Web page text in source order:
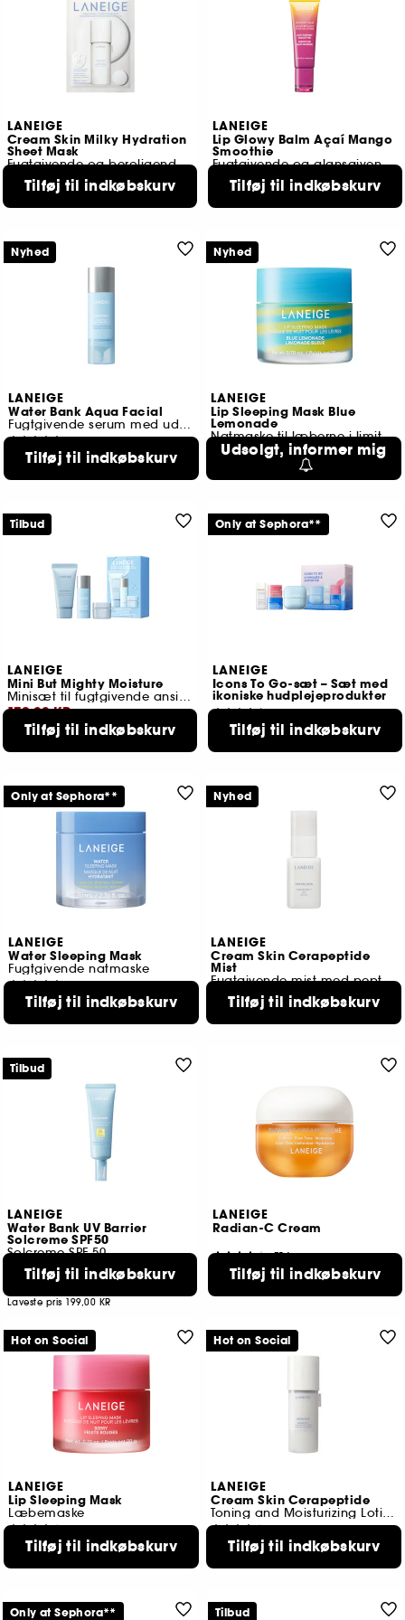
LANEIGE
Cream Skin Milky Hydration
Sheet Mask
Fugtgivende og beroligende sheet-maske
1
39,00 KR
Tilføj til indkøbskurv
LANEIGE
Lip Glowy Balm Açaí Mango
Smoothie
Fugtgivende og glansgivende læbebalm
2036
169,00 KR
Tilføj til indkøbskurv
LANEIGE
Water Bank Aqua Facial
Fugtgivende serum med udstråling og AHA/BHA
394
289,00 KR
Tilføj til indkøbskurv
Nyhed
LANEIGE
Lip Sleeping Mask Blue
Lemonade
Natmaske til læberne i limited edition
20
Udsolgt, informer mig
Nyhed
LANEIGE
Mini But Mighty Moisture
Minisæt til fugtgivende ansigtsplejerutine
179,00 KR
Laveste pris189,00 KR
Tilføj til indkøbskurv
Tilbud
LANEIGE
Icons To Go-sæt – Sæt med
ikoniske hudplejeprodukter
212
179,00 KR
Tilføj til indkøbskurv
Only at Sephora**
LANEIGE
Water Sleeping Mask
Fugtgivende natmaske
330
269,00 KR
Tilføj til indkøbskurv
Only at Sephora**
LANEIGE
Cream Skin Cerapeptide
Mist
Fugtgivende mist med peptider og ceramider
152
99,00 KR
Tilføj til indkøbskurv
Nyhed
LANEIGE
Water Bank UV Barrier
Solcreme SPF50
Solcreme SPF 50
11
189,00 KR
Laveste pris 199,00 KR
Tilføj til indkøbskurv
Tilbud
LANEIGE
Radian-C Cream
754
179,00 KR
Tilføj til indkøbskurv
LANEIGE
Lip Sleeping Mask
Læbemaske
17808
169,00 KR
Tilføj til indkøbskurv
Hot on Social
LANEIGE
Cream Skin Cerapeptide
Toning and Moisturizing Lotion
1623
279,00 KR
Tilføj til indkøbskurv
Hot on Social
Only at Sephora** Tilbud